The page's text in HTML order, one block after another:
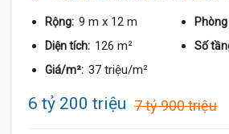
Rộng: 9 m x 12 m
Diện tích: 126 m² Số
Giá/m²: 37 triệu/m²
6 tỷ 200 triệu 7 tỷ 900 triệu